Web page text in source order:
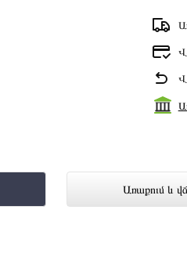
Առաքում և
է